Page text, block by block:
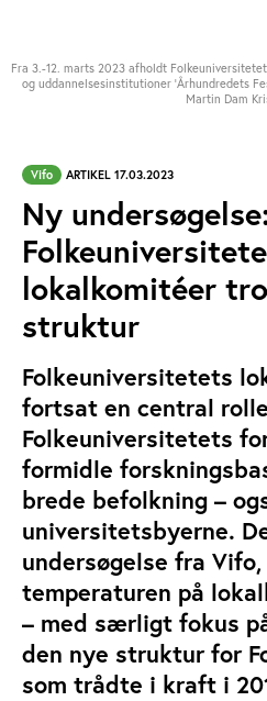
Fra 3.-12. marts 2023 afholdt
og uddannelsesinstitutioner 'Århundredets
Martin Dam
Vifo ARTIKEL 17.03.2023
Ny
lokalkomitéer
struktur
Folkeuniversitetets
fortsat en central
Folkeuniversitetets
formidle
brede befolkning –
universitetsbyerne.
undersøgelse fra
temperaturen på
– med særligt fokus
den nye struktur for
som trådte i kraft i